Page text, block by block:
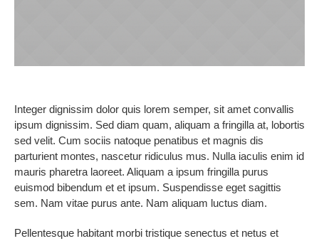
Integer dignissim dolor quis lorem semper, sit amet convallis
ipsum dignissim. Sed diam quam, aliquam a fringilla at, lobortis
sed velit. Cum sociis natoque penatibus et magnis dis
parturient montes, nascetur ridiculus mus. Nulla iaculis enim id
mauris pharetra laoreet. Aliquam a ipsum fringilla purus
euismod bibendum et et ipsum. Suspendisse eget sagittis
sem. Nam vitae purus ante. Nam aliquam luctus diam.
Pellentesque habitant morbi tristique senectus et netus et